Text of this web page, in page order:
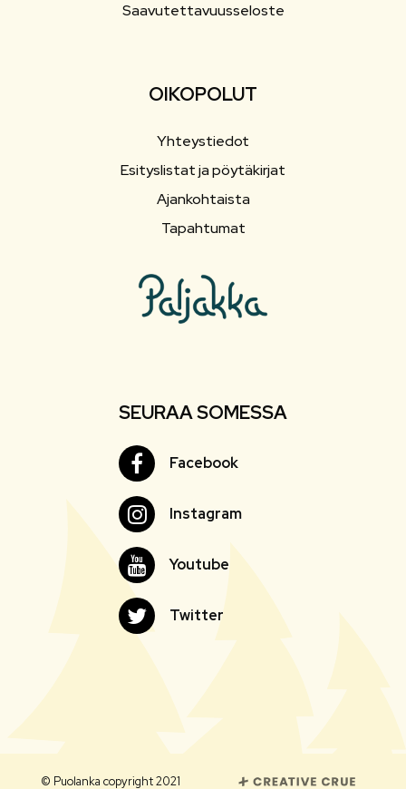
Saavutettavuusseloste
OIKOPOLUT
Yhteystiedot
Esityslistat ja pöytäkirjat
Ajankohtaista
Tapahtumat
SEURAA SOMESSA
FacebookFacebook
InstagramInstagram
YoutubeYoutube
Twitter Twitter
© Puolanka copyright 2021